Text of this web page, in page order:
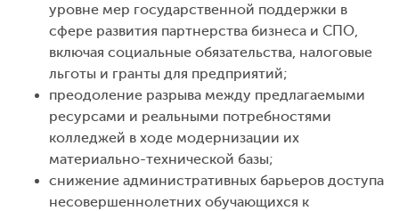
уровне мер государственной поддержки в
сфере развития партнерства бизнеса и СПО,
включая социальные обязательства, налоговые
льготы и гранты для предприятий;
преодоление разрыва между предлагаемыми
ресурсами и реальными потребностями
колледжей в ходе модернизации их
материально-технической базы;
снижение административных барьеров доступа
несовершеннолетних обучающихся к